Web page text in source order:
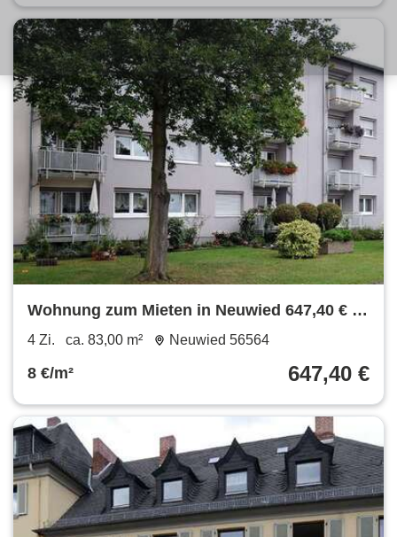
Wohnung zum Mieten in Neuwied 647,40 € 83
m²
4 Zi. ca. 83,00 m² Neuwied 56564
8 €/m² 647,40 €